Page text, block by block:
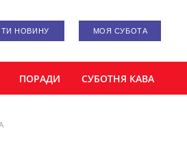
НОВИНУ МОЯ СУБОТА
ПОРАДИ СУБОТНЯ КАВА